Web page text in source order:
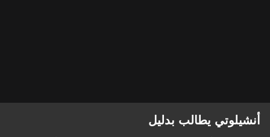
أنشيلوتي يطالب بدليل